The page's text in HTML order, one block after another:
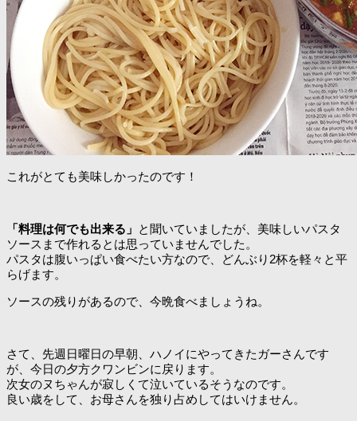
これがとても美味しかったのです！
「料理は何でも出来る」 と聞いていましたが、美味しいパスタ
ソースまで作れるとは思っていませんでした。
パスタは腹いっぱい食べたい方なので、どんぶり2杯を軽々と平
らげます。
ソースの残りがあるので、今晩食べましょうね。
さて、先週日曜日の早朝、ハノイにやってきたガーさんです
が、今日の夕方クワンビンに戻ります。
次女のヌちゃんが寂しくて泣いているそうなのです。
良い歳をして、お母さんを独り占めしてはいけません。